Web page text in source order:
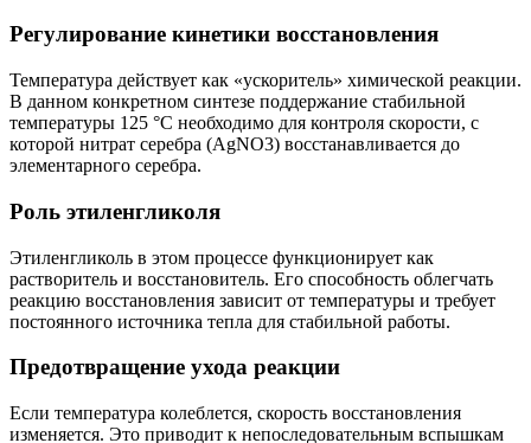
Регулирование кинетики восстановления
Температура действует как «ускоритель» химической реакции.
В данном конкретном синтезе поддержание стабильной
температуры 125 °C необходимо для контроля скорости, с
которой нитрат серебра (AgNO3) восстанавливается до
элементарного серебра.
Роль этиленгликоля
Этиленгликоль в этом процессе функционирует как
растворитель и восстановитель. Его способность облегчать
реакцию восстановления зависит от температуры и требует
постоянного источника тепла для стабильной работы.
Предотвращение ухода реакции
Если температура колеблется, скорость восстановления
изменяется. Это приводит к непоследовательным вспышкам